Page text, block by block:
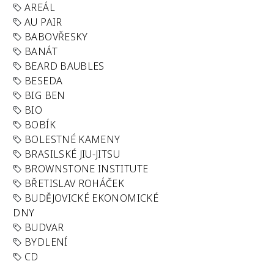
AREÁL
AU PAIR
BABOVŘESKY
BANÁT
BEARD BAUBLES
BESEDA
BIG BEN
BIO
BOBÍK
BOLESTNÉ KAMENY
BRASILSKÉ JIU-JITSU
BROWNSTONE INSTITUTE
BŘETISLAV ROHÁČEK
BUDĚJOVICKÉ EKONOMICKÉ
DNY
BUDVAR
BYDLENÍ
CD